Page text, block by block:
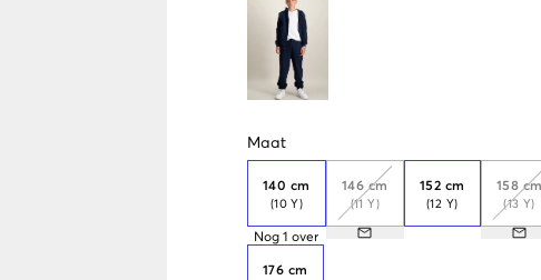
Maat
140 cm
(10 Y)
Nog 1 over
146 cm
(11 Y)
152 cm
(12 Y)
158 cm
(13 Y)
176 cm